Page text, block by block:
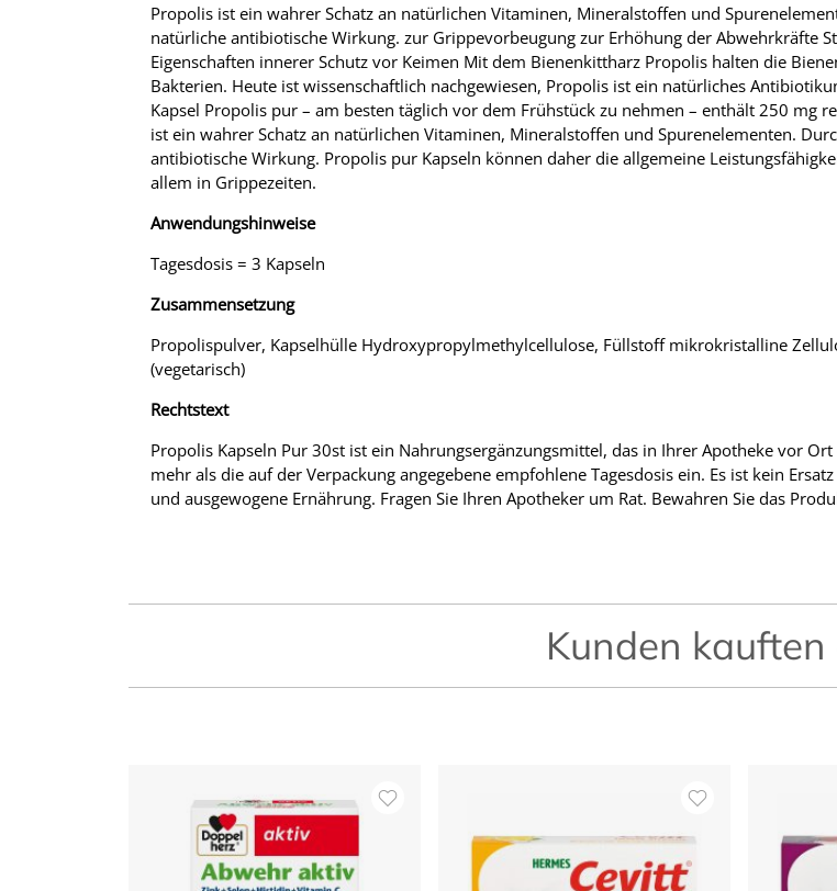
Propolis ist ein wahrer Schatz an natürlichen Vitaminen, Mineralstoffen und
natürliche antibiotische Wirkung. zur Grippevorbeugung zur Erhöhung der Abwehrkräfte
Eigenschaften innerer Schutz vor Keimen Mit dem Bienenkittharz Propolis halten die
Bakterien. Heute ist wissenschaftlich nachgewiesen, Propolis ist ein natürliches
Kapsel Propolis pur – am besten täglich vor dem Frühstück zu nehmen – enthält 250 mg
ist ein wahrer Schatz an natürlichen Vitaminen, Mineralstoffen und Spurenelementen.
antibiotische Wirkung. Propolis pur Kapseln können daher die allgemeine
allem in Grippezeiten.
Anwendungshinweise
Tagesdosis = 3 Kapseln
Zusammensetzung
Propolispulver, Kapselhülle Hydroxypropylmethylcellulose, Füllstoff mikrokristalline
(vegetarisch)
Rechtstext
Propolis Kapseln Pur 30st ist ein Nahrungsergänzungsmittel, das in Ihrer Apotheke vor
mehr als die auf der Verpackung angegebene empfohlene Tagesdosis ein. Es ist kein
und ausgewogene Ernährung. Fragen Sie Ihren Apotheker um Rat. Bewahren Sie das
Kunden kauften